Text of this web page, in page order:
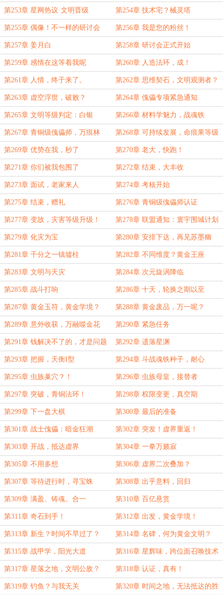
第253章 星网热议·文明晋级 第254章 技术宅？械灵塔
第255章 偶像！不一样的研讨会 第256章 我是您的粉丝！
第257章 姜月白 第258章 研讨会正式开始
第259章 感情在这等着我呢 第260章 人造法环，成！
第261章 人情，终于来了。 第262章 思维契石，文明观测者？
第263章 虚空浮世，破败？ 第264章 傀儡专项紧急通知
第265章 文明等级判定：白银
级？！
第266章 材料学魅力，战魂铁
第267章 青铜级傀儡师，万痕林 第268章 可持续发展，命痕果等级
第269章 优势在我，秒了 第270章 老大，快跑！
第271章 你们被我包围了 第272章 结束，大丰收
第273章 面试，老家来人 第274章 考核开始
第275章 结束，赠礼 第276章 青铜级傀儡师认证
第277章 变故，灾害等级升级！ 第278章 联盟通知：寰宇围城计划
第279章 化灾为宝 第280章 安排下达，再见苏墨幽
第281章 千分之一镇墟柱 第282章 不同维度？黄金王座
第283章 文明与天灾 第284章 次元旋涡降临
第285章 战斗打响 第286章 十天，轮换之期以至
第287章 黄金玉符，黄金学境？ 第288章 黄金废品，万一呢？
第289章 意外收获，万融噬金花 第290章 紧急任务
第291章 钱解决不了的，才是问题 第292章 遗落星渊
第293章 把握，天衡I型 第294章 斗战魂铁种子，耐心
第295章 虫族巢穴？！ 第296章 虫族母皇，接替者
第297章 突破，青铜法环！ 第298章 权限变更，真空期
第299章 下一盘大棋 第300章 最后的准备
第301章 战士傀儡：暗金狂潮 第302章 突发！虚界重返！
第303章 开战，抵达虚界 第304章 一拳万籁寂
第305章 不用多想 第306章 虚界二次叠加？
第307章 等待进行时，寻宝蛛 第308章 出乎意料，回归
第309章 满盈、铸魂、合一 第310章 百亿悬赏
第311章 奇石到手！ 第312章 出发，黄金学境！
第313章 新生？时间不早过了？ 第314章 名碑，何为黄金文明？
第315章 战甲学，阳光大道 第316章 星辉味，跨位面召唤技术
第317章 星落之地，文明公敌？ 第318章 认证，真有！
第319章 钓鱼？与我无关 第320章 时间之地，无法抵达的胜